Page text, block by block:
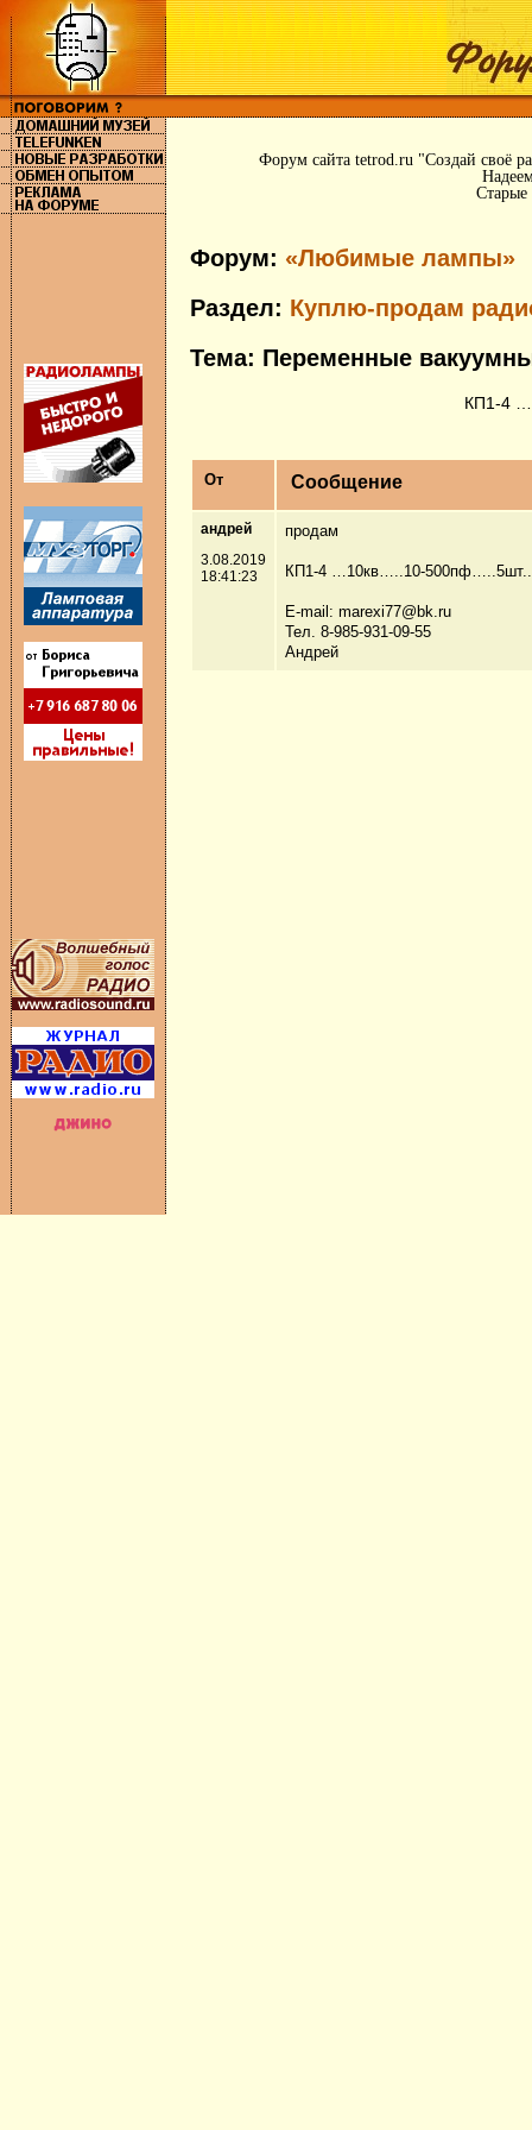
Форум сайта tetrod.ru "Создай своё
Старые
Форум: «Любимые лампы»
Раздел: Куплю-продам
Тема: Переменные
КП1-4
От Сообщение
андрей
3.08.2019
18:41:23
продам
КП1-4 …10кв…..10-
Е-mail: marexi77@bk.ru
Тел. 8-985-931-09-55
Андрей